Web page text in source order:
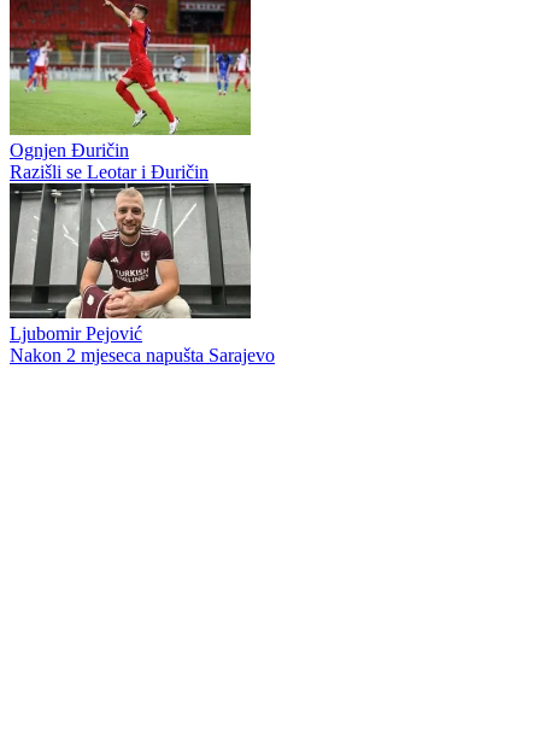
Ognjen Đuričin
Razišli se Leotar i Đuričin
Ljubomir Pejović
Nakon 2 mjeseca napušta Sarajevo